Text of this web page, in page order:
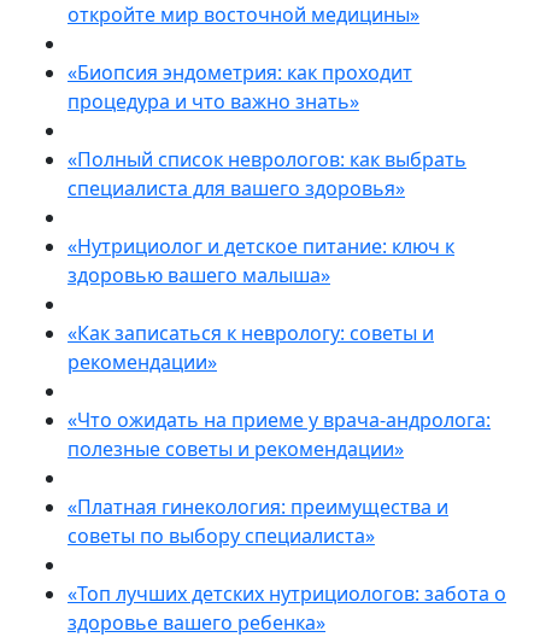
откройте мир восточной медицины»
«Биопсия эндометрия: как проходит
процедура и что важно знать»
«Полный список неврологов: как выбрать
специалиста для вашего здоровья»
«Нутрициолог и детское питание: ключ к
здоровью вашего малыша»
«Как записаться к неврологу: советы и
рекомендации»
«Что ожидать на приеме у врача-андролога:
полезные советы и рекомендации»
«Платная гинекология: преимущества и
советы по выбору специалиста»
«Топ лучших детских нутрициологов: забота о
здоровье вашего ребенка»